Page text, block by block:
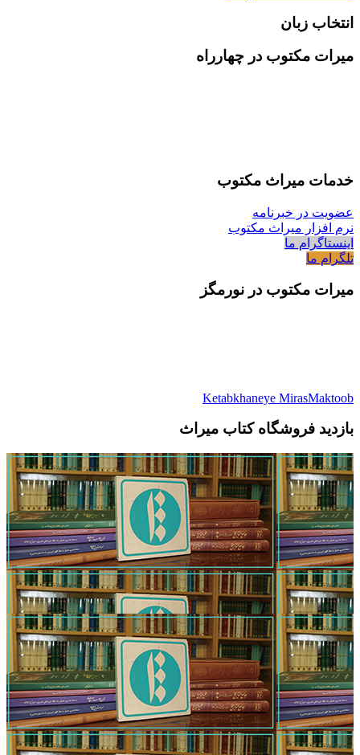
انتخاب زبان
میرات مکتوب در چهارراه
خدمات میراث مکتوب
عضویت در خبرنامه
نرم افزار میراث مکتوب
اینستاگرام ما
تلگرام ما
میرات مکتوب در نورمگز
Ketabkhaneye MirasMaktoob
بازدید فروشگاه کتاب میراث